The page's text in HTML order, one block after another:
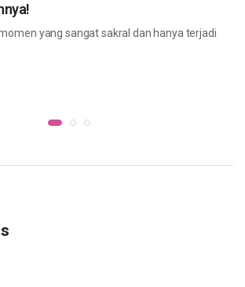
yang sangat sakral dan hanya terjadi